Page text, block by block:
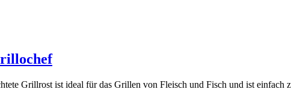
Grillrost ist ideal für das Grillen von Fleisch und Fisch und ist einfach